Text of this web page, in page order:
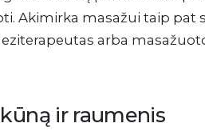
Akimirka masažui taip
arba
ir raumenis